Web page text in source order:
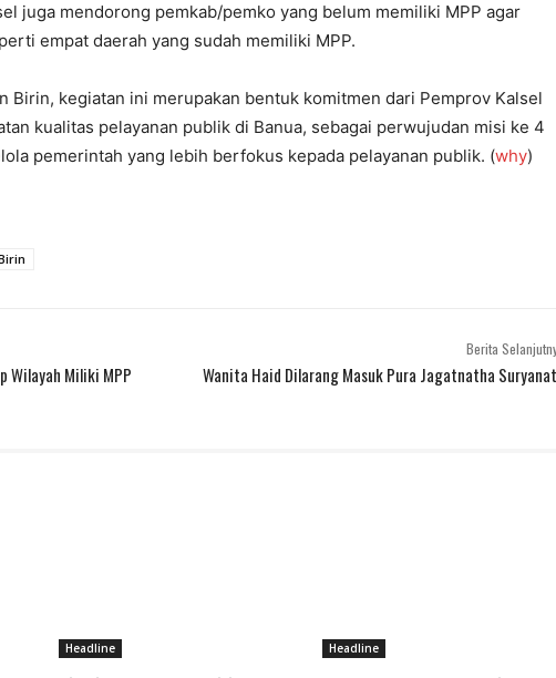
juga mendorong pemkab/pemko yang belum memiliki MPP agar
empat daerah yang sudah memiliki MPP.
Birin, kegiatan ini merupakan bentuk komitmen dari Pemprov Kalsel
kualitas pelayanan publik di Banua, sebagai perwujudan misi ke 4
pemerintah yang lebih berfokus kepada pelayanan publik. (why)
Wilayah Miliki MPP
Berita
Wanita Haid Dilarang Masuk Pura Jagatnatha
Headline Headline